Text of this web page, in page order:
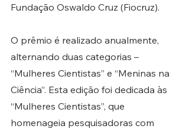
Fundação Oswaldo Cruz (Fiocruz).
O prêmio é realizado anualmente,
alternando duas categorias –
“Mulheres Cientistas” e “Meninas na
Ciência”. Esta edição foi dedicada às
“Mulheres Cientistas”, que
homenageia pesquisadoras com